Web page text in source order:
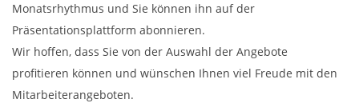
Monatsrhythmus und Sie können ihn auf der
Präsentationsplattform abonnieren.
Wir hoffen, dass Sie von der Auswahl der Angebote
profitieren können und wünschen Ihnen viel Freude mit den
Mitarbeiterangeboten.